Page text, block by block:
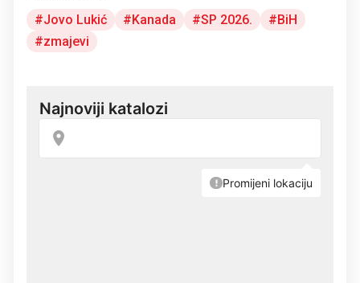
Jovo Lukić Kanada SP 2026.
BiH
zmajevi